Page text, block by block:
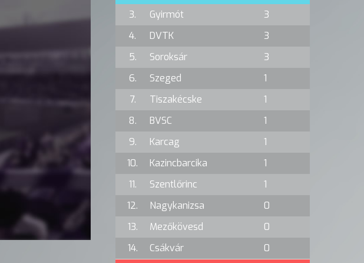
3.
Gyirmót
3
4.
DVTK
3
5.
Soroksár
3
6.
Szeged
1
7.
Tiszakécske
1
8.
BVSC
1
9.
Karcag
1
10.
Kazincbarcika
1
11.
Szentlőrinc
1
12.
Nagykanizsa
0
13.
Mezőkövesd
0
14.
Csákvár
0